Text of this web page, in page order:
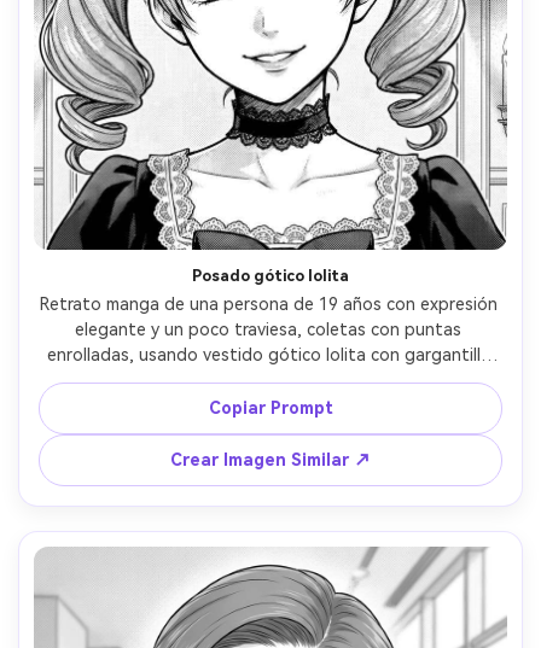
Posado gótico lolita
Retrato manga de una persona de 19 años con expresión
elegante y un poco traviesa, coletas con puntas
enrolladas, usando vestido gótico lolita con gargantilla
de encaje y lazo, fondo de interior decorado con cortinas
de terciopelo, foco suave superior, líneas de tinta nítidas,
detalles en encaje, sombras balanceadas de screentone,
encuadre cercano, mood dramático y refinado, sin texto,
lente 85mm, poca profundidad de campo --ar 4:5
Copiar Prompt
Crear Imagen Similar ↗